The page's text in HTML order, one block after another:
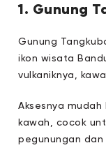
1. Gunung
Gunung
ikon wisata
vulkaniknya,
Aksesnya
kawah, cocok
pegunungan dan